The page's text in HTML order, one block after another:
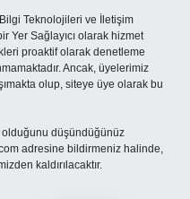
Teknolojileri ve İletişim
Yer Sağlayıcı olarak hizmet
proaktif olarak denetleme
Ancak, üyelerimiz
olup, siteye üye olarak bu
olduğunu düşündüğünüz
adresine bildirmeniz halinde,
kaldırılacaktır.